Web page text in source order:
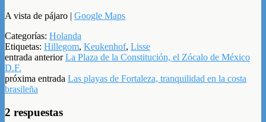
A vista de pájaro | Google Maps
Categorías: Holanda
Etiquetas: Hillegom, Keukenhof, Lisse
entrada anteriorLa Plaza de la Constitución, el Zócalo de México
D.F.
próxima entrada Las playas de Fortaleza, tranquilidad en la costa
brasileña
2 respuestas